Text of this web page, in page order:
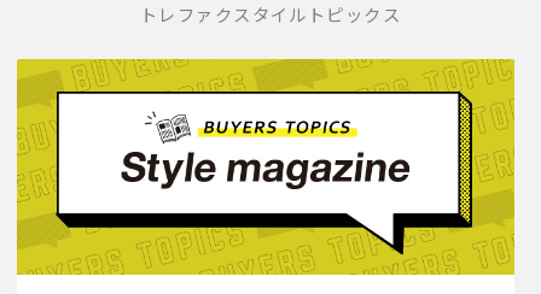
トレファクスタイルトピックス